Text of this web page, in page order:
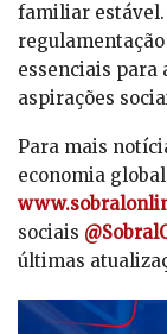
familiar estável.
essenciais para
aspirações
Para mais
economia
sociais
últimas